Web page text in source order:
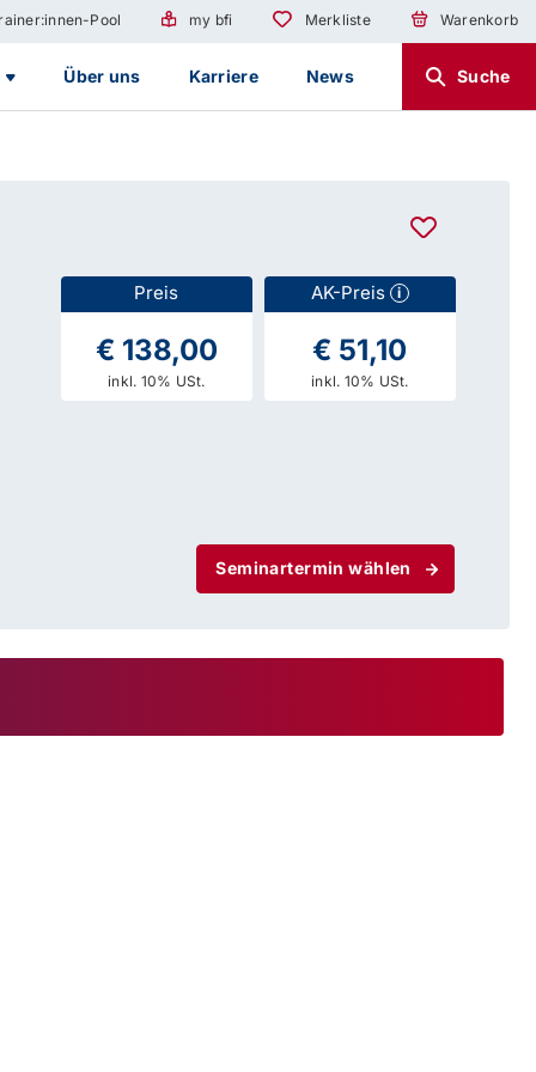
Pool my bfi Merkliste Warenkorb
Über uns Karriere News Suche
AK-Preis i
€ 51,10
inkl. 10% USt.
Preis
€ 138,00
inkl. 10% USt.
Seminartermin wählen